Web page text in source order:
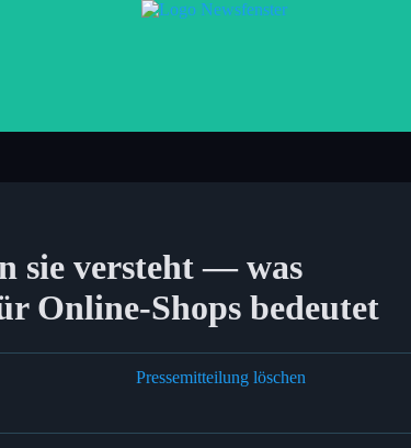
sie versteht — was
Online-Shops bedeutet
Pressemitteilung löschen